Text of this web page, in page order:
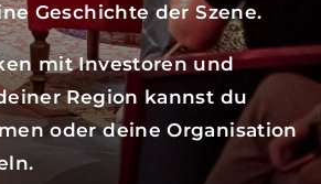
Geschichte der Szene.
mit Investoren und
Region kannst du
oder deine Organisation